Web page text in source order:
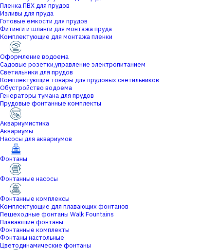
Пленка ПВХ для прудов
Изливы для пруда
Готовые емкости для прудов
Фитинги и шланги для монтажа пруда
Комплектующие для монтажа пленки
Оформление водоема
Садовые розетки,управление электропитанием
Светильники для прудов
Комплектующие товары для прудовых светильников
Обустройство водоема
Генераторы тумана для прудов
Прудовые фонтанные комплекты
Аквариумистика
Аквариумы
Насосы для аквариумов
Фонтаны
Фонтанные насосы
Фонтанные комплексы
Комплектующие для плавающих фонтанов
Пешеходные фонтаны Walk Fountains
Плавающие фонтаны
Фонтанные комплекты
Фонтаны настольные
Цветодинамические фонтаны